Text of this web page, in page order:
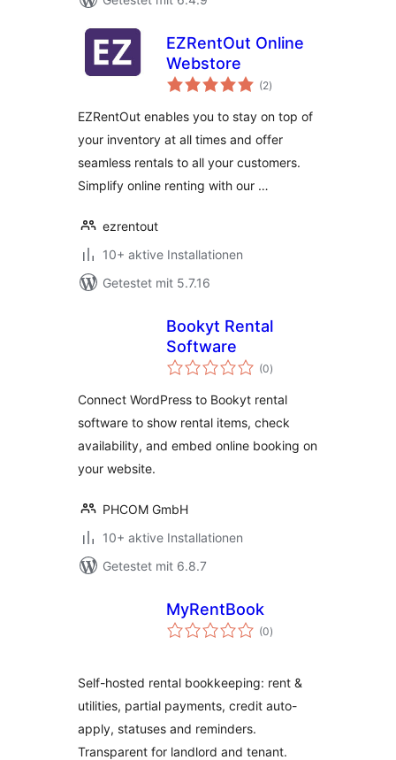
EZRentOut Online
Webstore
(2Bewertungen
insgesamt
)
EZRentOut enables you to stay on top of
your inventory at all times and offer
seamless rentals to all your customers.
Simplify online renting with our …
ezrentout
10+ aktive Installationen
Getestet mit 5.7.16
Bookyt Rental
Software
(0Bewertungen
insgesamt
)
Connect WordPress to Bookyt rental
software to show rental items, check
availability, and embed online booking on
your website.
PHCOM GmbH
10+ aktive Installationen
Getestet mit 6.8.7
MyRentBook
(0Bewertungen
insgesamt
)
Self-hosted rental bookkeeping: rent &
utilities, partial payments, credit auto-
apply, statuses and reminders.
Transparent for landlord and tenant.